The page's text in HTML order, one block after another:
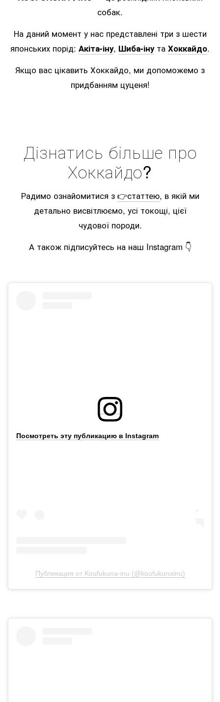
собак.
На даний момент у нас представлені три з шести
японських порід: Акіта-іну, Шиба-іну та Хоккайдо.
Якщо вас цікавить Хоккайдо, ми допоможемо з
придбанням цуценя!
Дізнатись більше про
Хоккайдо?
Радимо ознайомитися з 👉статтею, в якій ми
детально висвітлюємо, усі токощі, цієї
чудової породи.
А також підписуйтесь на наш Instagram 👇
Посмотреть эту публикацию в Instagram
Публикация от Koufukuna-inu (@koufukunainu)